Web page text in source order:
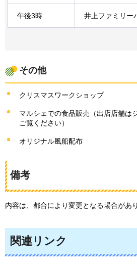
午後3時 井上ファミリー
その他
クリスマスワークショップ
マルシェでの食品販売（出店店舗は
ご覧ください）
オリジナル風船配布
備考
内容は、都合により変更となる場合があ
関連リンク